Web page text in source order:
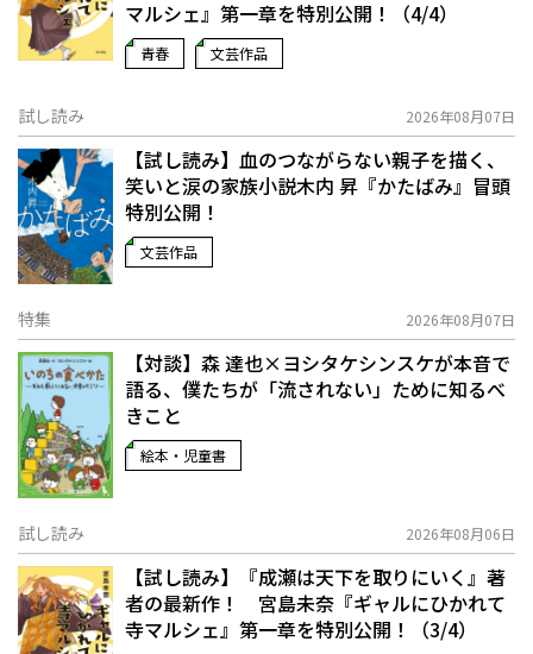
マルシェ』第一章を特別公開！（4/4）
青春 文芸作品
試し読み 2026年08月07日
【試し読み】血のつながらない親子を描く、
笑いと涙の家族小説――木内 昇『かたばみ』冒頭
特別公開！
文芸作品
特集 2026年08月07日
【対談】森 達也×ヨシタケシンスケが本音で
語る、僕たちが「流されない」ために知るべ
きこと
絵本・児童書
試し読み 2026年08月06日
【試し読み】『成瀬は天下を取りにいく』著
者の最新作！ 宮島未奈『ギャルにひかれて
寺マルシェ』第一章を特別公開！（3/4）